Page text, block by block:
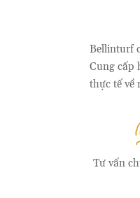
Bellinturf
Cung cấp
thực tế về
Tư vấn